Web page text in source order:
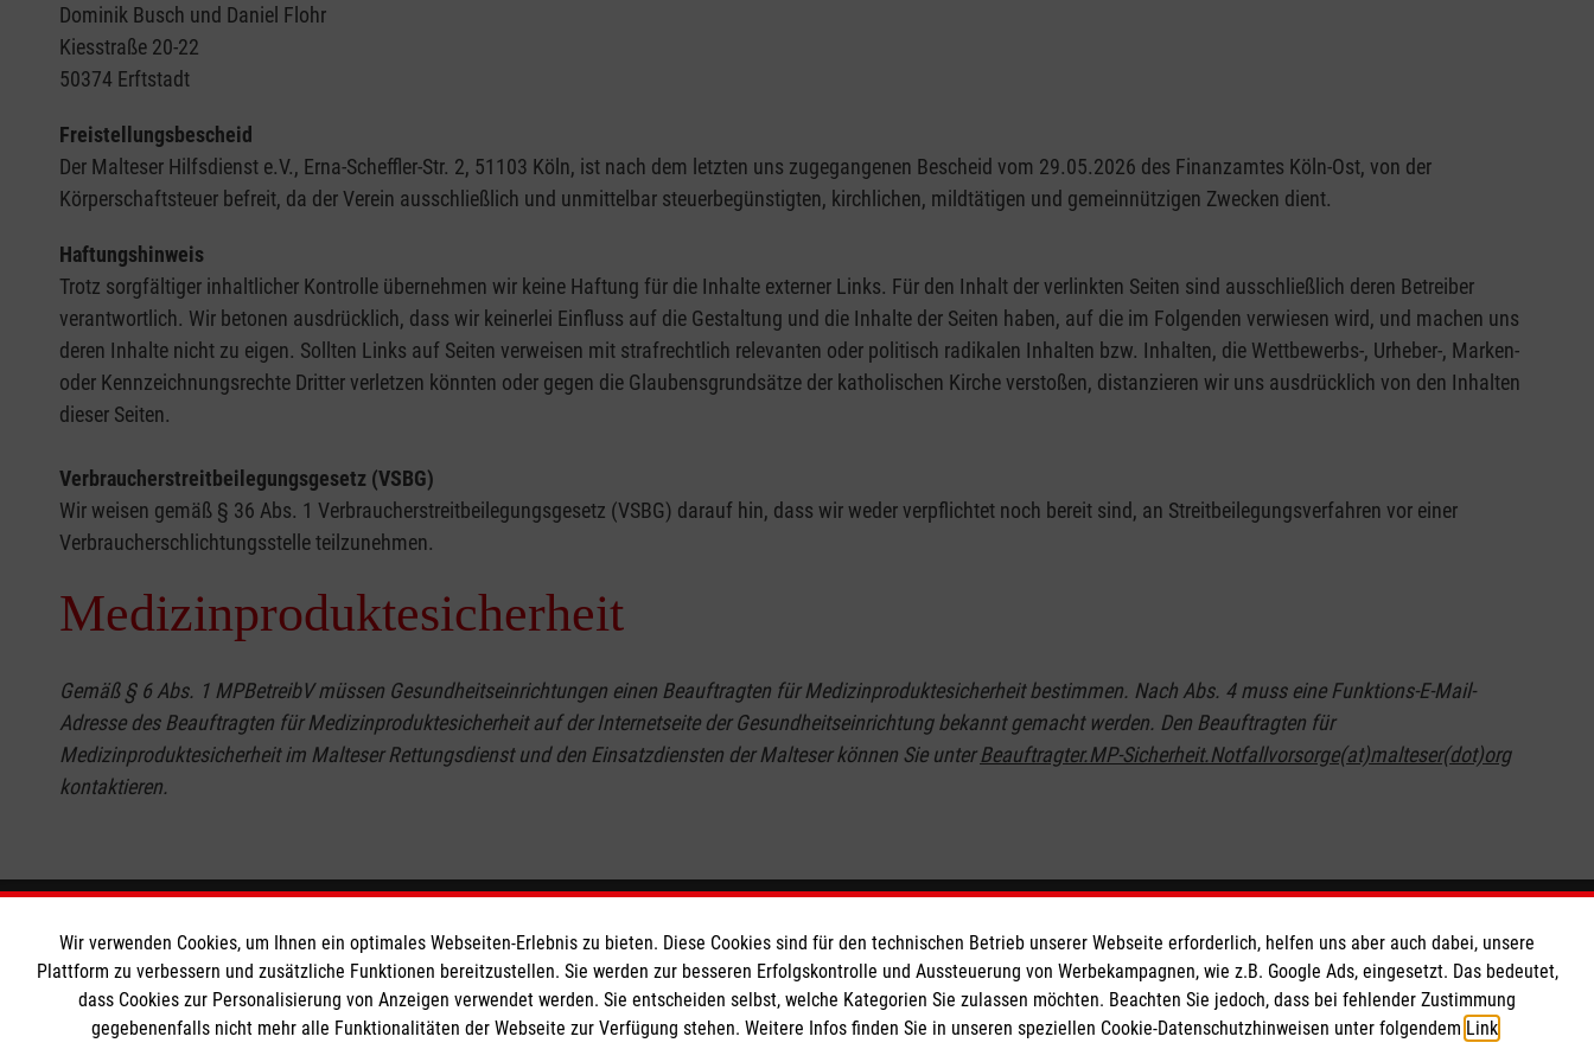
Dominik Busch und Daniel Flohr
Kiesstraße 20-22
50374 Erftstadt
Freistellungsbescheid
Der Malteser Hilfsdienst e.V., Erna-Scheffler-Str. 2, 51103 Köln, ist nach dem letzten uns zugegangenen Bescheid vom 29.05.2026 des Finanzamtes Köln-Ost, von der
Körperschaftsteuer befreit, da der Verein ausschließlich und unmittelbar steuerbegünstigten, kirchlichen, mildtätigen und gemeinnützigen Zwecken dient.
Haftungshinweis
Trotz sorgfältiger inhaltlicher Kontrolle übernehmen wir keine Haftung für die Inhalte externer Links. Für den Inhalt der verlinkten Seiten sind ausschließlich deren Betreiber
verantwortlich. Wir betonen ausdrücklich, dass wir keinerlei Einfluss auf die Gestaltung und die Inhalte der Seiten haben, auf die im Folgenden verwiesen wird, und machen uns
deren Inhalte nicht zu eigen. Sollten Links auf Seiten verweisen mit strafrechtlich relevanten oder politisch radikalen Inhalten bzw. Inhalten, die Wettbewerbs-, Urheber-, Marken-
oder Kennzeichnungsrechte Dritter verletzen könnten oder gegen die Glaubensgrundsätze der katholischen Kirche verstoßen, distanzieren wir uns ausdrücklich von den Inhalten
dieser Seiten.
Verbraucherstreitbeilegungsgesetz (VSBG)
Wir weisen gemäß § 36 Abs. 1 Verbraucherstreitbeilegungsgesetz (VSBG) darauf hin, dass wir weder verpflichtet noch bereit sind, an Streitbeilegungsverfahren vor einer
Verbraucherschlichtungsstelle teilzunehmen.
Medizinproduktesicherheit
Gemäß § 6 Abs. 1 MPBetreibV müssen Gesundheitseinrichtungen einen Beauftragten für Medizinproduktesicherheit bestimmen. Nach Abs. 4 muss eine Funktions-E-Mail-
Adresse des Beauftragten für Medizinproduktesicherheit auf der Internetseite der Gesundheitseinrichtung bekannt gemacht werden. Den Beauftragten für
Medizinproduktesicherheit im Malteser Rettungsdienst und den Einsatzdiensten der Malteser können Sie unterBeauftragter.MP-Sicherheit.Notfallvorsorge(at)malteser(dot)org
kontaktieren.
Informationen
Impressum
Datenschutz
Die Malteser
Malteser in Deutschland
Malteserorden
Spendenkonto
Empfänger: Malteser Hilfsdienst e.V.
Bank: Pax-Bank für Kirche und Caritas eG
So finden Sie uns
Kiesstraße 20-22
50374 Erftstadt
Wir verwenden Cookies, um Ihnen ein optimales Webseiten-Erlebnis zu bieten. Diese Cookies sind für den technischen Betrieb unserer Webseite erforderlich, helfen uns aber auch dabei, unsere
Plattform zu verbessern und zusätzliche Funktionen bereitzustellen. Sie werden zur besseren Erfolgskontrolle und Aussteuerung von Werbekampagnen, wie z.B. Google Ads, eingesetzt. Das bedeutet,
dass Cookies zur Personalisierung von Anzeigen verwendet werden. Sie entscheiden selbst, welche Kategorien Sie zulassen möchten. Beachten Sie jedoch, dass bei fehlender Zustimmung
gegebenenfalls nicht mehr alle Funktionalitäten der Webseite zur Verfügung stehen. Weitere Infos finden Sie in unseren speziellen Cookie-Datenschutzhinweisen unter folgendem Link